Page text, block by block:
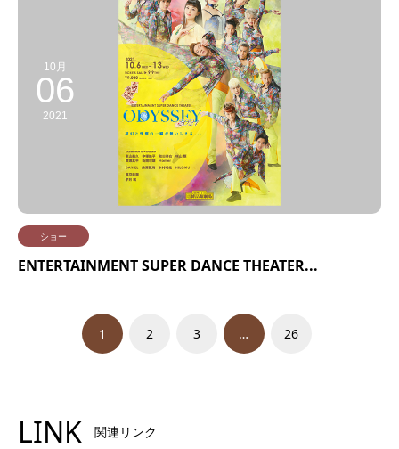
10月
06
2021
ショー
ENTERTAINMENT SUPER DANCE THEATER...
1 2 3 … 26
LINK 関連リンク